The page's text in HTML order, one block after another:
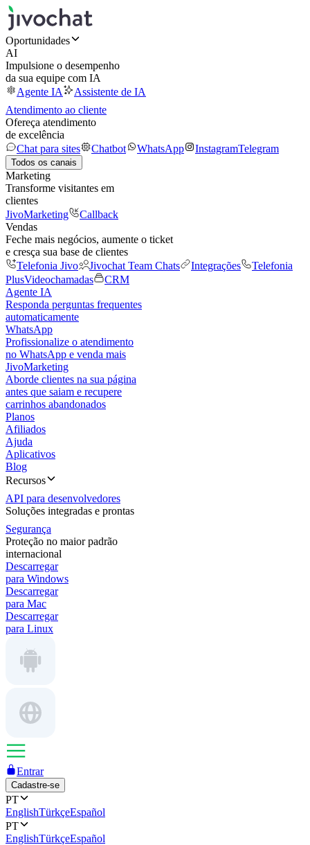
Oportunidades
AI
Impulsione o desempenho
da sua equipe com IA
Agente IA
Assistente de IA
Atendimento ao cliente
Ofereça atendimento
de excelência
Chat para sites
Chatbot WhatsApp InstagramTelegram
Todos os canais
Marketing
Transforme visitantes em
clientes
JivoMarketing
Callback
Vendas
Feche mais negócios, aumente o ticket
e cresça sua base de clientes
Telefonia Jivo
Jivochat Team Chats Integrações
Telefonia
PlusVideochamadas
CRM
Agente IA
Responda perguntas frequentes
automaticamente
WhatsApp
Profissionalize o atendimento
no WhatsApp e venda mais
JivoMarketing
Aborde clientes na sua página
antes que saiam e recupere
carrinhos abandonados
Planos
Afiliados
Ajuda
Aplicativos
Blog
Recursos
API para desenvolvedores
Soluções integradas e prontas
Segurança
Proteção no maior padrão
internacional
Descarregar
para Windows
Descarregar
para Mac
Descarregar
para Linux
Entrar
Cadastre-se
PT
EnglishTürkçeEspañol
PT
EnglishTürkçeEspañol